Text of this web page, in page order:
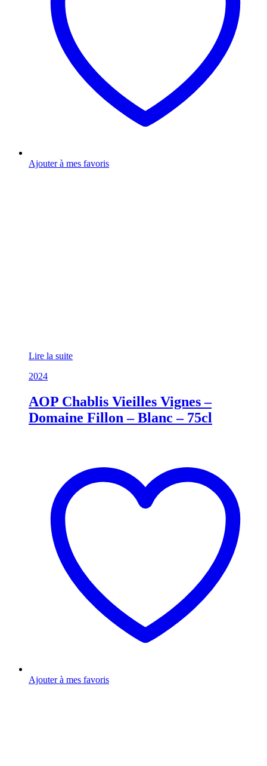
Ajouter à mes favoris
Lire la suite
2024
AOP Chablis Vieilles Vignes –
Domaine Fillon – Blanc – 75cl
Ajouter à mes favoris